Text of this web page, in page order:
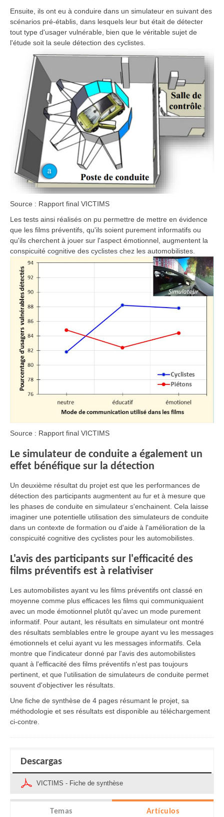
Ensuite, ils ont eu à conduire dans un simulateur en suivant des
scénarios pré-établis, dans lesquels leur but était de détecter
tout type d'usager vulnérable, bien que le véritable sujet de
l'étude soit la seule détection des cyclistes.
Source : Rapport final VICTIMS
Les tests ainsi réalisés on pu permettre de mettre en évidence
que les films préventifs, qu'ils soient purement informatifs ou
qu'ils cherchent à jouer sur l'aspect émotionnel, augmentent la
conspicuité cognitive des cyclistes chez les automobilistes.
Source : Rapport final VICTIMS
Le simulateur de conduite a également un
effet bénéfique sur la détection
Un deuxième résultat du projet est que les performances de
détection des participants augmentent au fur et à mesure que
les phases de conduite en simulateur s'enchainent. Cela laisse
imaginer une potentielle utilisation des simulateurs de conduite
dans un contexte de formation ou d'aide à l'amélioration de la
conspicuité cognitive des cyclistes pour les automobilistes.
L'avis des participants sur l'efficacité des
films préventifs est à relativiser
Les automobilistes ayant vu les films préventifs ont classé en
moyenne comme plus efficaces les films qui communiquaient
avec un mode émotionnel plutôt qu'avec un mode purement
informatif. Pour autant, les résultats en simulateur ont montré
des résultats semblables entre le groupe ayant vu les messages
émotionnels et celui ayant vu les messages informatifs. Cela
montre que l'indicateur donné par l'avis des automobilistes
quant à l'efficacité des films préventifs n'est pas toujours
pertinent, et que l'utilisation de simulateurs de conduite permet
souvent d'objectiver les résultats.
Une fiche de synthèse de 4 pages résumant le projet, sa
méthodologie et ses résultats est disponible au téléchargement
ci-contre.
Descargas
VICTIMS - Fiche de synthèse
Temas Artículos